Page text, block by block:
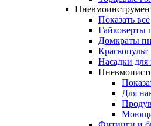
Показать все
Гайковерты
Домкраты
Краскопульт
Насадки
Для